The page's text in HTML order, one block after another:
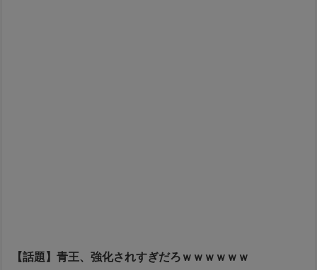
【話題】青王、強化されすぎだろｗｗｗｗｗｗ